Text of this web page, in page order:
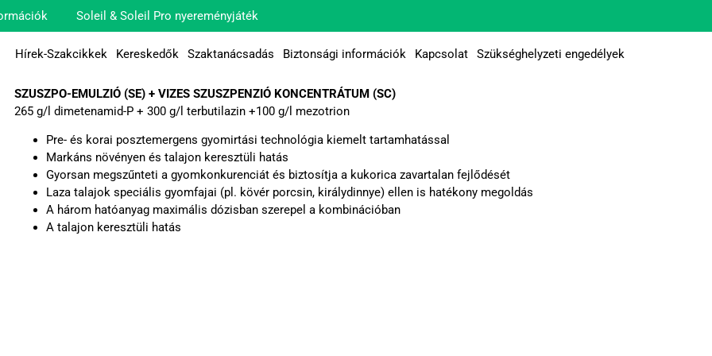
Soleil & Soleil Pro nyereményjáték
Hírek-Szakcikkek Kereskedők Szaktanácsadás Biztonsági információk Kapcsolat Szükséghelyzeti engedélyek
SZUSZPO-EMULZIÓ (SE) + VIZES SZUSZPENZIÓ KONCENTRÁTUM (SC)
265 g/l dimetenamid-P + 300 g/l terbutilazin +100 g/l mezotrion
Pre- és korai posztemergens gyomirtási technológia kiemelt tartamhatással
Markáns növényen és talajon keresztüli hatás
Gyorsan megszűnteti a gyomkonkurenciát és biztosítja a kukorica zavartalan fejlődését
Laza talajok speciális gyomfajai (pl. kövér porcsin, királydinnye) ellen is hatékony megoldás
A három hatóanyag maximális dózisban szerepel a kombinációban
A talajon keresztüli hatás